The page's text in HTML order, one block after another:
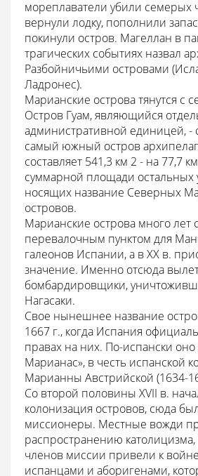
мореплаватели убили семерых
вернули лодку, пополнили
покинули остров. Магеллан в
трагических событиях назвал
Разбойничьими островами
Ладронес).
Марианские острова тянутся с
Остров Гуам, являющийся
административной единицей,
самый южный остров
составляет 541,3 км 2 - на 77,7
суммарной площади остальных
носящих название Северных
островов.
Марианские острова много лет
перевалочным пунктом для
галеонов Испании, а в XX в.
значение. Именно отсюда
бомбардировщики,
Нагасаки.
Свое нынешнее название
1667 г., когда Испания
правах на них. По-испански оно
Марианас», в честь испанской
Марианны Австрийской (1634-
Со второй половины XVII в.
колонизация островов, сюда
миссионеры. Местные вожди
распространению
членов миссии привели к
испанцами и аборигенами,